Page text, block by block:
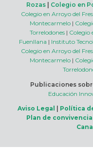
Rozas
Colegio en
Colegio en Arroyo del
Montecarmelo|
Torrelodones| Colegio
Fuenllana | Instituto
Colegio en Arroyo del
Montecarmelo|
Publicaciones
Educación
Aviso Legal
Política
Plan de convivencia